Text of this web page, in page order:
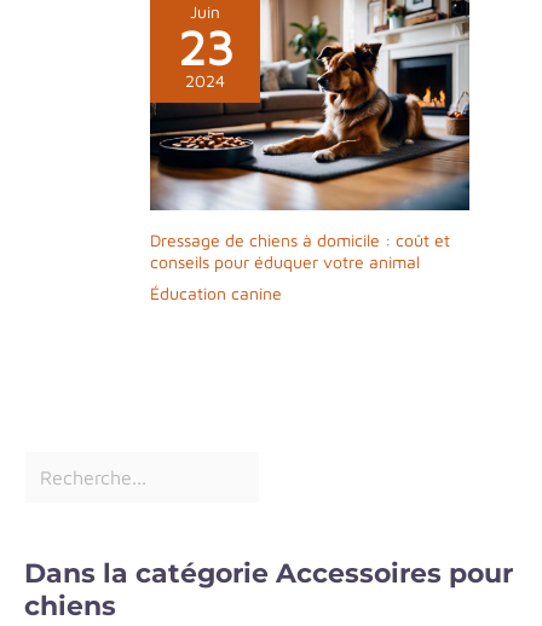
Juin
23
2024
Dressage de chiens à domicile : coût et
conseils pour éduquer votre animal
Éducation canine
Dans la catégorie Accessoires pour
chiens